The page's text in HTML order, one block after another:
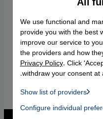
We use functional and
provide you with the best
improve our service to
the providers and how
Privacy Policy. Click
withdraw your consent at
Show list of providers
Instagram Embed,
Facebook
Configure individual